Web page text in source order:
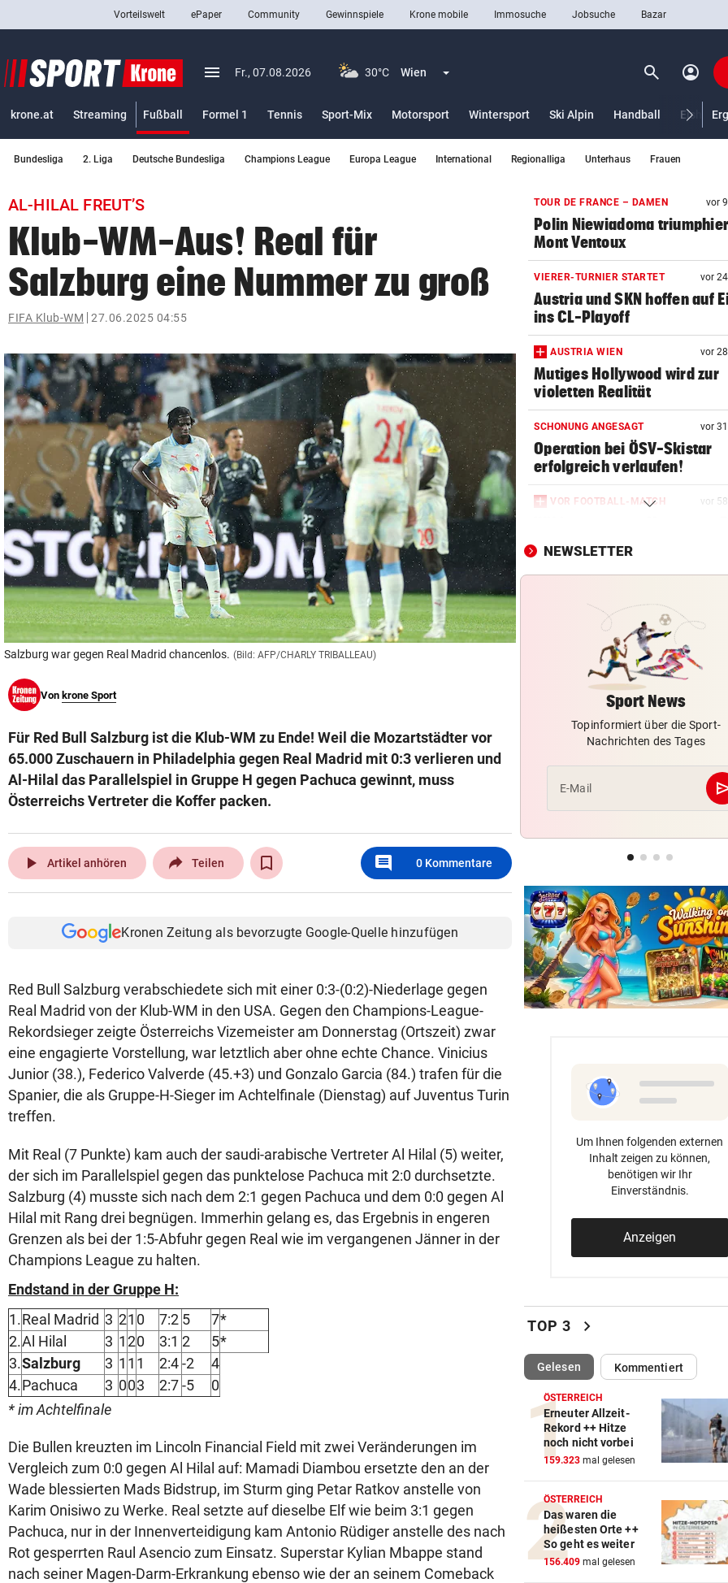
closeSchließen
Abonnieren
bookmark
search
Suchbegriff
eingeben
© Krone Multimedia GmbH & Co KG 2026
Muthgasse 2, 1190 Wien
Vorteilswelt ePaper Community Gewinnspiele Krone mobile Immosuche Jobsuche Bazar
menu Menü aufklappen
Fr., 07.08.2026 30°C Wien Menü aufklappen search Suchen
account_circle
krone.at Streaming Fußball
Formel 1
Tennis Sport-Mix Motorsport Wintersport Ski Alpin Handball
Bundesliga 2. Liga Deutsche Bundesliga Champions League Europa League International Regionalliga Unterhaus Frauen
AL-HILAL FREUT’S
Klub-WM-Aus! Real für
Salzburg eine Nummer zu groß
FIFA Klub-WM 27.06.2025 04:55
Salzburg war gegen Real Madrid chancenlos. (Bild: AFP/CHARLY TRIBALLEAU)
Von krone Sport
Für Red Bull Salzburg ist die Klub-WM zu Ende! Weil die Mozartstädter vor
65.000 Zuschauern in Philadelphia gegen Real Madrid mit 0:3 verlieren und
Al-Hilal das Parallelspiel in Gruppe H gegen Pachuca gewinnt, muss
Österreichs Vertreter die Koffer packen.
play_arrow Artikel anhören Teilen comment 0 Kommentare
Kronen Zeitung als bevorzugte Google-Quelle hinzufügen
Red Bull Salzburg verabschiedete sich mit einer 0:3-(0:2)-Niederlage gegen
Real Madrid von der Klub-WM in den USA. Gegen den Champions-League-
Rekordsieger zeigte Österreichs Vizemeister am Donnerstag (Ortszeit) zwar
eine engagierte Vorstellung, war letztlich aber ohne echte Chance. Vinicius
Junior (38.), Federico Valverde (45.+3) und Gonzalo Garcia (84.) trafen für die
Spanier, die als Gruppe-H-Sieger im Achtelfinale (Dienstag) auf Juventus Turin
treffen.
Mit Real (7 Punkte) kam auch der saudi-arabische Vertreter Al Hilal (5) weiter,
der sich im Parallelspiel gegen das punktelose Pachuca mit 2:0 durchsetzte.
Salzburg (4) musste sich nach dem 2:1 gegen Pachuca und dem 0:0 gegen Al
Hilal mit Rang drei begnügen. Immerhin gelang es, das Ergebnis in engeren
Grenzen als bei der 1:5-Abfuhr gegen Real wie im vergangenen Jänner in der
Champions League zu halten.
Endstand in der Gruppe H:
1.Real Madrid 3 21 0 7:2 5 7*
2.Al Hilal 3 120 3:1 2 5*
3.Salzburg 3 1 1 1 2:4-2
4
4.Pachuca 3 003 2:7-5
0
* im Achtelfinale
Die Bullen kreuzten im Lincoln Financial Field mit zwei Veränderungen im
Vergleich zum 0:0 gegen Al Hilal auf: Mamadi Diambou ersetzte den an der
Wade blessierten Mads Bidstrup, im Sturm ging Petar Ratkov anstelle von
Karim Onisiwo zu Werke. Real setzte auf dieselbe Elf wie beim 3:1 gegen
Pachuca, nur in der Innenverteidigung kam Antonio Rüdiger anstelle des nach
Rot gesperrten Raul Asencio zum Einsatz. Superstar Kylian Mbappe stand
nach seiner Magen-Darm-Erkrankung ebenso wie der an seinem Comeback
TOUR DE FRANCE – DAMEN vor
Polin Niewiadoma
Mont Ventoux
VIERER-TURNIER STARTET vor
Austria und SKN hoffen auf
ins CL-Playoff
AUSTRIA WIEN vor
Mutiges Hollywood wird zur
violetten Realität
SCHONUNG ANGESAGT vor
Operation bei ÖSV-Skistar
erfolgreich verlaufen!
VOR FOOTBALL-MATCH vor
hat Spaß gemacht!“
RADSPORT
vor dem Schlusstag!
BEI POLEN-CHALLENGER
Nervenstarker Schwärzler
ins Halbfinale ein
LAIMER IN DER STARTELF
Bayern bestehen Härtetest
England-Klub
19.30 Uhr LIVE
Brutal! Amateur-Kicker
nach Blitz-Einschlag
NEWSLETTER
Sport News
Topinformiert über die Sport-
Nachrichten des Tages
E-Mail
Um Ihnen folgenden externen
Inhalt zeigen zu können,
benötigen wir Ihr
Einverständnis.
Anzeigen
TOP 3 chevron_right
Gelesen(ausgewählt)Kommentiert
ÖSTERREICH
Erneuter Allzeit-
Rekord ++ Hitze
noch nicht vorbei
159.323 mal gelesen
ÖSTERREICH
Das waren die
heißesten Orte ++
So geht es weiter
156.409 mal gelesen